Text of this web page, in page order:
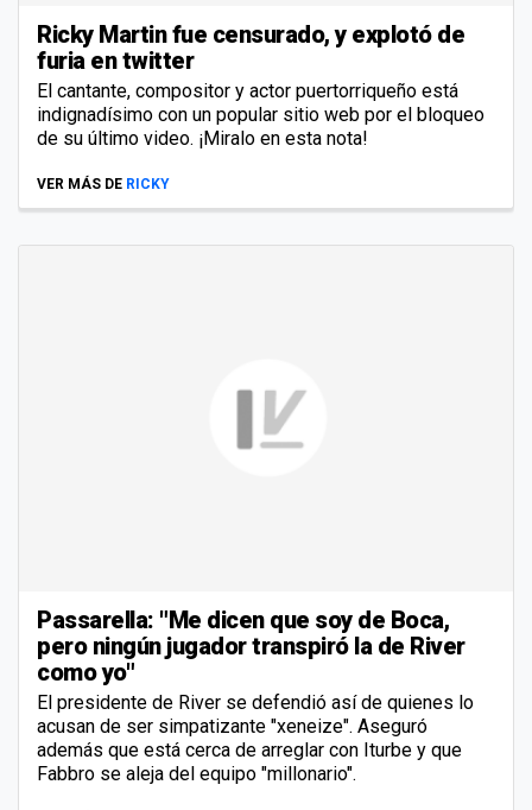
Ricky Martin fue censurado, y explotó de
furia en twitter
El cantante, compositor y actor puertorriqueño está
indignadísimo con un popular sitio web por el bloqueo
de su último video. ¡Miralo en esta nota!
VER MÁS DE RICKY
Passarella: "Me dicen que soy de Boca,
pero ningún jugador transpiró la de River
como yo"
El presidente de River se defendió así de quienes lo
acusan de ser simpatizante "xeneize". Aseguró
además que está cerca de arreglar con Iturbe y que
Fabbro se aleja del equipo "millonario".